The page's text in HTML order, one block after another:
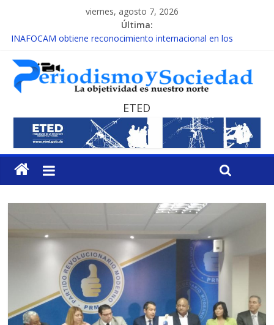
viernes, agosto 7, 2026
Última:
INAFOCAM obtiene reconocimiento internacional en los
15 de febrero de cada año es Día Nacional de la lucha contra el
cáncer infantil
EL ENFOQUE UNILATERAL DE LA COALICIÓN
MESCyT y Universidad Albizu apoyarán rehabilitación de
reclusos
MESCyT presenta calendario de Consulta Nacional por la
Educación
ETED